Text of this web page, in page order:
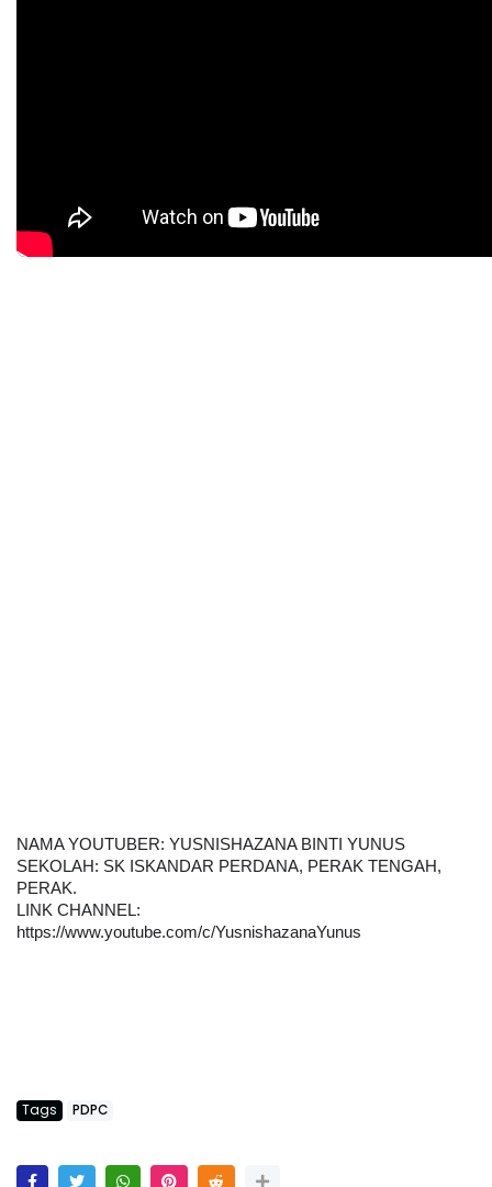
NAMA YOUTUBER: YUSNISHAZANA BINTI YUNUS
SEKOLAH: SK ISKANDAR PERDANA, PERAK TENGAH,
PERAK.
LINK CHANNEL:
https://www.youtube.com/c/YusnishazanaYunus
Tags PDPC